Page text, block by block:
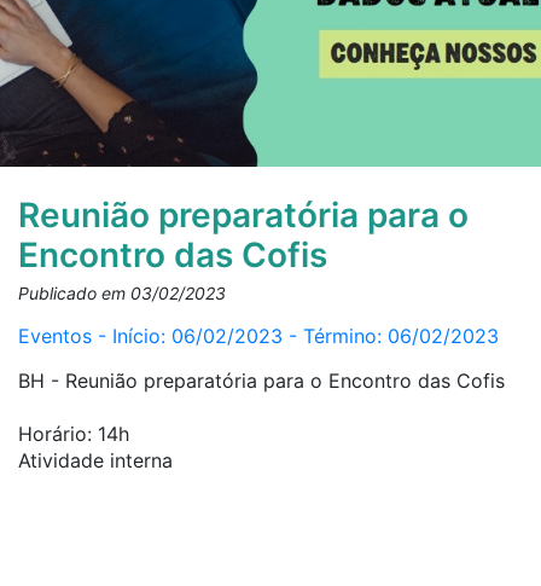
Reunião preparatória para o
Encontro das Cofis
Publicado em 03/02/2023
Eventos - Início: 06/02/2023 - Término: 06/02/2023
BH - Reunião preparatória para o Encontro das Cofis
Horário: 14h
Atividade interna